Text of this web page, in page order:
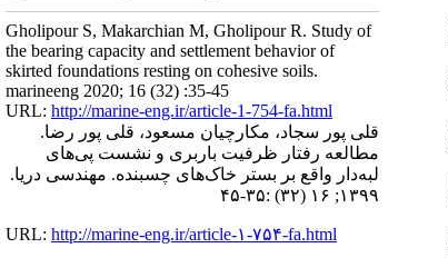
Gholipour S, Makarchian M, Gholipour R. Study of
the bearing capacity and settlement behavior of
skirted foundations resting on cohesive soils.
marineeng 2020; 16 (32) :35-45
URL: http://marine-eng.ir/article-1-754-fa.html
قلی پور سجاد، مکارچیان مسعود، قلی پور رضا.
مطالعه رفتار ظرفیت باربری و نشست پی‌های
لبه‌دار واقع بر بستر خاک‌های چسبنده. مهندسی دریا.
۱۳۹۹; ۱۶ (۳۲) :۳۵-۴۵
URL: http://marine-eng.ir/article-۱-۷۵۴-fa.html